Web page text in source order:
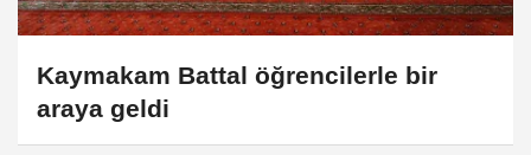
Kaymakam Battal öğrencilerle bir
araya geldi